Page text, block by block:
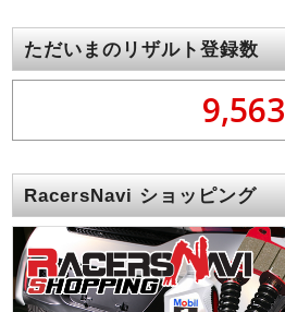
ただいまのリザルト登録数
9,563
RacersNavi ショッピング